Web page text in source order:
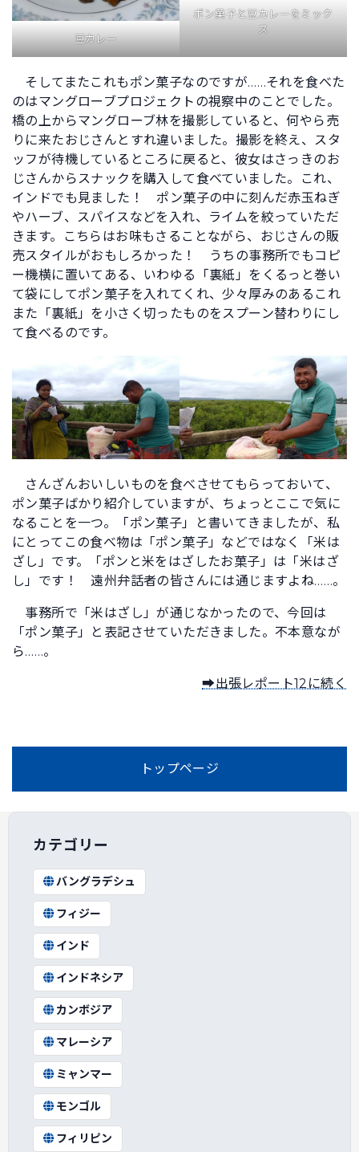
豆カレー
ポン菓子と豆カレーをミック
ス
そしてまたこれもポン菓子なのですが……それを食べた
のはマングローブプロジェクトの視察中のことでした。
橋の上からマングローブ林を撮影していると、何やら売
りに来たおじさんとすれ違いました。撮影を終え、スタ
ッフが待機しているところに戻ると、彼女はさっきのお
じさんからスナックを購入して食べていました。これ、
インドでも見ました！ ポン菓子の中に刻んだ赤玉ねぎ
やハーブ、スパイスなどを入れ、ライムを絞っていただ
きます。こちらはお味もさることながら、おじさんの販
売スタイルがおもしろかった！ うちの事務所でもコピ
ー機横に置いてある、いわゆる「裏紙」をくるっと巻い
て袋にしてポン菓子を入れてくれ、少々厚みのあるこれ
また「裏紙」を小さく切ったものをスプーン替わりにし
て食べるのです。
さんざんおいしいものを食べさせてもらっておいて、
ポン菓子ばかり紹介していますが、ちょっとここで気に
なることを一つ。「ポン菓子」と書いてきましたが、私
にとってこの食べ物は「ポン菓子」などではなく「米は
ざし」です。「ポンと米をはざしたお菓子」は「米はざ
し」です！ 遠州弁話者の皆さんには通じますよね……。
事務所で「米はざし」が通じなかったので、今回は
「ポン菓子」と表記させていただきました。不本意なが
ら……。
➡出張レポート12に続く
トップページ
カテゴリー
バングラデシュ
フィジー
インド
インドネシア
カンボジア
マレーシア
ミャンマー
モンゴル
フィリピン